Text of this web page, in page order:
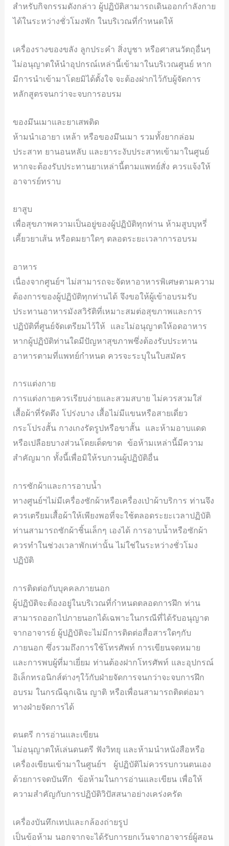
สำหรับกิจกรรมดังกล่าว ผู้ปฏิบัติสามารถเดินออกกำลังกาย
ได้ในระหว่างชั่วโมงพัก ในบริเวณที่กำหนดให้
เครื่องรางของขลัง ลูกประคำ สิ่งบูชา หรือศาสนวัตถุอื่นๆ
ไม่อนุญาตให้นำอุปกรณ์เหล่านี้เข้ามาในบริเวณศูนย์ หาก
มีการนำเข้ามาโดยมิได้ตั้งใจ จะต้องฝากไว้กับผู้จัดการ
หลักสูตรจนกว่าจะจบการอบรม
ของมึนเมาและยาเสพติด
ห้ามนำเอายา เหล้า หรือของมึนเมา รวมทั้งยากล่อม
ประสาท ยานอนหลับ และยาระงับประสาทเข้ามาในศูนย์
หากจะต้องรับประทานยาเหล่านี้ตามแพทย์สั่ง ควรแจ้งให้
อาจารย์ทราบ
ยาสูบ
เพื่อสุขภาพความเป็นอยู่ของผู้ปฏิบัติทุกท่าน ห้ามสูบบุหรี่
เคี้ยวยาเส้น หรือดมยาใดๆ ตลอดระยะเวลาการอบรม
อาหาร
เนื่องจากศูนย์ฯ ไม่สามารถจะจัดหาอาหารพิเศษตามความ
ต้องการของผู้ปฏิบัติทุกท่านได้ จึงขอให้ผู้เข้าอบรมรับ
ประทานอาหารมังสวิรัติที่เหมาะสมต่อสุขภาพและการ
ปฏิบัติที่ศูนย์จัดเตรียมไว้ให้ และไม่อนุญาตให้อดอาหาร
หากผู้ปฏิบัติท่านใดมีปัญหาสุขภาพซึ่งต้องรับประทาน
อาหารตามที่แพทย์กำหนด ควรจะระบุในใบสมัคร
การแต่งกาย
การแต่งกายควรเรียบง่ายและสวมสบาย ไม่ควรสวมใส่
เสื้อผ้าที่รัดตึง โปร่งบาง เสื้อไม่มีแขนหรือสายเดี่ยว
กระโปรงสั้น กางเกงรัดรูปหรือขาสั้น และห้ามอาบแดด
หรือเปลือยบางส่วนโดยเด็ดขาด ข้อห้ามเหล่านี้มีความ
สำคัญมาก ทั้งนี้เพื่อมิให้รบกวนผู้ปฏิบัติอื่น
การซักผ้าและการอาบน้ำ
ทางศูนย์ฯไม่มีเครื่องซักผ้าหรือเครื่องเป่าผ้าบริการ ท่านจึง
ควรเตรียมเสื้อผ้าให้เพียงพอที่จะใช้ตลอดระยะเวลาปฏิบัติ
ท่านสามารถซักผ้าชิ้นเล็กๆ เองได้ การอาบน้ำหรือซักผ้า
ควรทำในช่วงเวลาพักเท่านั้น ไม่ใช่ในระหว่างชั่วโมง
ปฏิบัติ
การติดต่อกับบุคคลภายนอก
ผู้ปฏิบัติจะต้องอยู่ในบริเวณที่กำหนดตลอดการฝึก ท่าน
สามารถออกไปภายนอกได้เฉพาะในกรณีที่ได้รับอนุญาต
จากอาจารย์ ผู้ปฏิบัติจะไม่มีการติดต่อสื่อสารใดๆกับ
ภายนอก ซึ่งรวมถึงการใช้โทรศัพท์ การเขียนจดหมาย
และการพบผู้ที่มาเยี่ยม ท่านต้องฝากโทรศัพท์ และอุปกรณ์
อิเล็กทรอนิกส์ต่างๆใว้กับฝ่ายจัดการจนกว่าจะจบการฝึก
อบรม ในกรณีฉุกเฉิน ญาติ หรือเพื่อนสามารถติดต่อมา
ทางฝ่ายจัดการได้
ดนตรี การอ่านและเขียน
ไม่อนุญาตให้เล่นดนตรี ฟังวิทยุ และห้ามนำหนังสือหรือ
เครื่องเขียนเข้ามาในศูนย์ฯ ผู้ปฏิบัติไม่ควรรบกวนตนเอง
ด้วยการจดบันทึก ข้อห้ามในการอ่านและเขียน เพื่อให้
ความสำคัญกับการปฏิบัติวิปัสสนาอย่างเคร่งครัด
เครื่องบันทึกเทปและกล้องถ่ายรูป
เป็นข้อห้าม นอกจากจะได้รับการยกเว้นจากอาจารย์ผู้สอน